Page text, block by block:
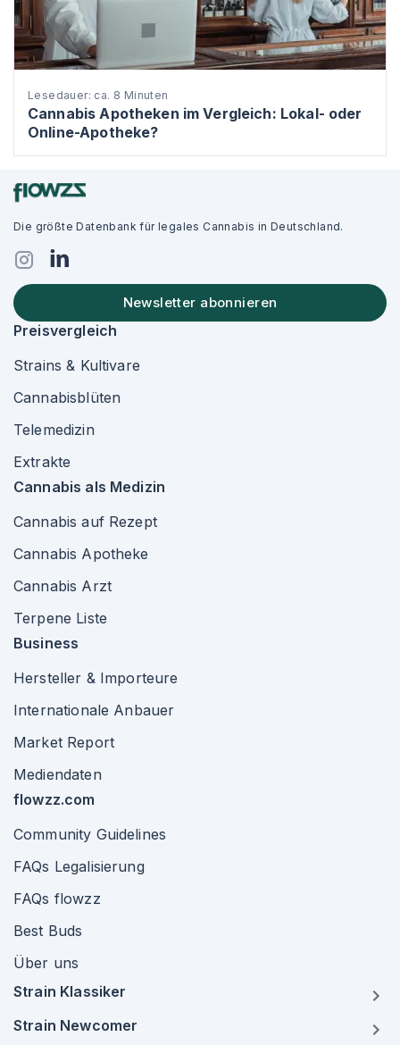
Lesedauer: ca. 8 Minuten
Cannabis Apotheken im Vergleich: Lokal- oder
Online-Apotheke?
Die größte Datenbank für legales Cannabis in Deutschland.
Newsletter abonnieren
Preisvergleich
Strains & Kultivare
Cannabisblüten
Telemedizin
Extrakte
Cannabis als Medizin
Cannabis auf Rezept
Cannabis Apotheke
Cannabis Arzt
Terpene Liste
Business
Hersteller & Importeure
Internationale Anbauer
Market Report
Mediendaten
flowzz.com
Community Guidelines
FAQs Legalisierung
FAQs flowzz
Best Buds
Über uns
Strain Klassiker
Strain Newcomer